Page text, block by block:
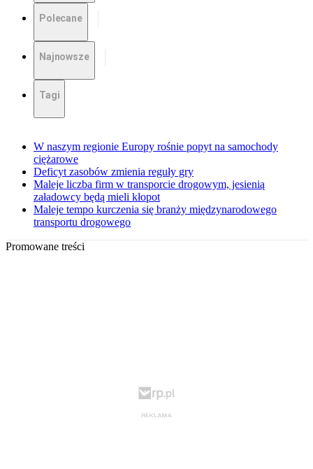
Polecane
Najnowsze
Tagi
W naszym regionie Europy rośnie popyt na samochody
ciężarowe
Deficyt zasobów zmienia reguły gry
Maleje liczba firm w transporcie drogowym, jesienią
załadowcy będą mieli kłopot
Maleje tempo kurczenia się branży międzynarodowego
transportu drogowego
Promowane treści